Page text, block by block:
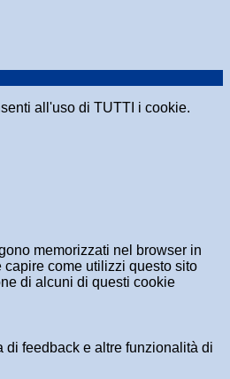
all'uso di TUTTI i cookie.
memorizzati nel browser in
come utilizzi questo sito
di alcuni di questi cookie
di feedback e altre funzionalità di